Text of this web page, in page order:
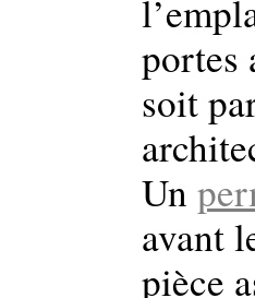
portes
soit
Un
avant
pièce